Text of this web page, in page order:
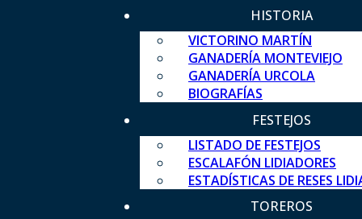
HISTORIA
VICTORINO MARTÍN
GANADERÍA MONTEVIEJO
GANADERÍA URCOLA
BIOGRAFÍAS
FESTEJOS
LISTADO DE FESTEJOS
ESCALAFÓN LIDIADORES
ESTADÍSTICAS DE RESES
TOREROS